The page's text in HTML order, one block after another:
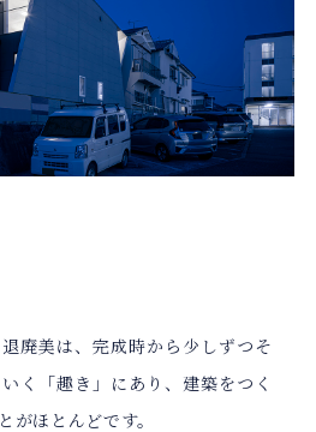
廃美は、完成時から少しずつそ
く「趣き」にあり、建築をつく
がほとんどです。